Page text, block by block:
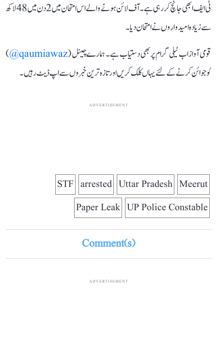
ٹی ایف ابھی جانچ کر رہی ہے۔ آف لائن ہونے والے اس امتحان میں 2 دن میں 48 لاکھ
سے زیادہ امیدواروں نے امتحان دیا۔
قومی آواز اب ٹیلی گرام پر بھی دستیاب ہے۔ ہمارے چینل (qaumiawaz@
)
کو جوائن کرنے کے لئے یہاں کلک کریں اور تازہ ترین خبروں سے اپ ڈیٹ رہیں۔
ADVERTISEMENT
Meerut
Uttar Pradesh
arrested
STF
UP Police Constable
Paper Leak
Comment(s)
ADVERTISEMENT